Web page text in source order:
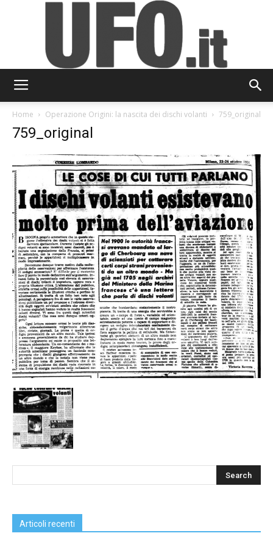
Home Operazione Origini: la nascita dei dischi volanti 759_original
759_original
Articoli recenti